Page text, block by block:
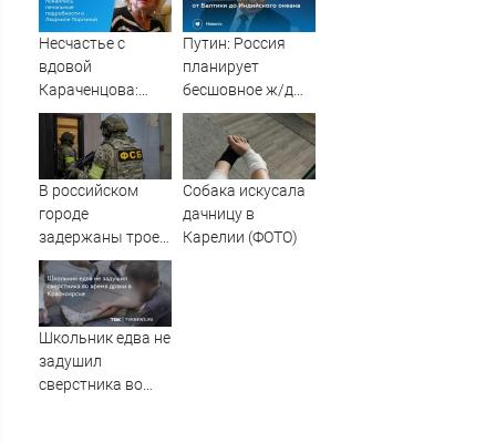
Несчастье с
вдовой
Караченцова:
появились
печальные
подробности о
Людмиле
Путин: Россия
планирует
бесшовное ж/д
сообщение от
Балтики до
Индийского
океана
В российском
городе
задержаны трое
подростков,
готовивших
теракт против
военных
Собака искусала
дачницу в
Карелии (ФОТО)
Школьник едва не
задушил
сверстника во